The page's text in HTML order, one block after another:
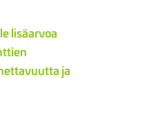
lisäarvoa
ja